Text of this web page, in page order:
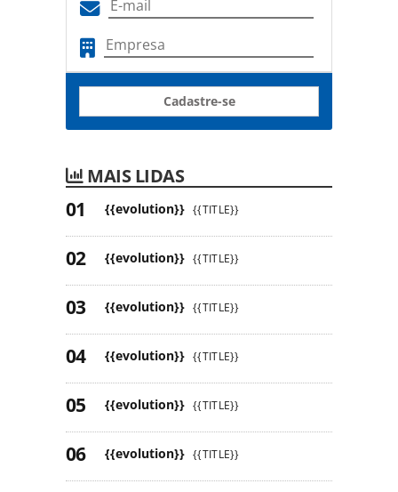
Cadastre-se
MAIS LIDAS
{{evolution}} {{TITLE}}
{{evolution}} {{TITLE}}
{{evolution}} {{TITLE}}
{{evolution}} {{TITLE}}
{{evolution}} {{TITLE}}
{{evolution}} {{TITLE}}